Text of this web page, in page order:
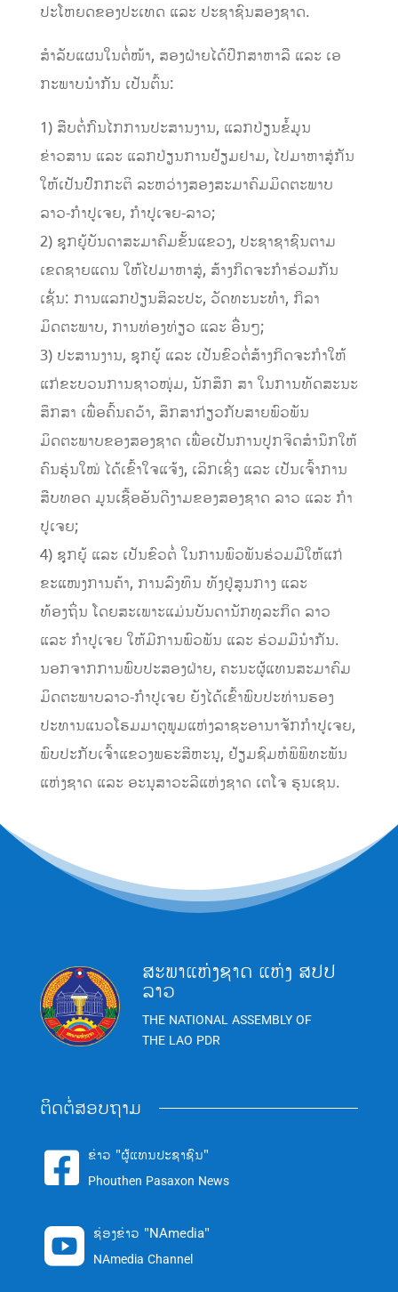
ປະໂຫຍດຂອງປະເທດ ແລະ ປະຊາຊົນສອງຊາດ.
ສຳ​ລັບ​ແຜນ​ໃນຕໍ່​ໜ້າ, ສອງຝ່າຍໄດ້ປຶກສາຫາລື ແລະ ເອ
ກະພາບນໍາກັນ ເປັນຕົ້ນ:
1) ສືບຕໍ່ກົນໄກການປະສານງານ, ແລກປ່ຽນຂໍ້ມູນ
ຂ່າວສານ ແລະ ແລກປ່ຽນການຢ້ຽມຢາມ, ໄປມາຫາສູ່ກັນ
ໃຫ້ເປັນປົົກກະຕິ ລະຫວ່າງສອງສະມາຄົມມິດຕະພາບ
ລາວ-ກຳປູເຈຍ, ກຳປູເຈຍ-ລາວ;
2) ຊຸກ​ຍູ້​ບັນດາສະມາຄົມຂັ້ນແຂວງ, ປະຊາຊາຊົນຕາມ
ເຂດຊາຍແດນ ໃຫ້ໄປມາຫາສູ່, ສ້າງກິດຈະກໍາຮ່ວມກັນ
ເຊັ່ນ: ການ​ແລກ​ປ່ຽນ​ສິ​ລະ​ປະ, ວັດ​ທະ​ນະ​ທຳ, ກິລາ
ມິດຕະພາບ, ການທ່ອງທ່ຽວ ແລະ ອື່ນໆ;
3) ປະສານງານ, ຊຸກຍູ້ ແລະ ເປັນຂົວຕໍ່ສ້າງກິດຈະກຳໃຫ້
ແກ່ຂະ​ບວນ​ການຊາວໜຸ່ມ, ນັກສຶກ ສາ ໃນ​ການ​ທັດ​ສະ​ນະ​
ສຶກ​ສາ ເພື່ອຄົ້ນຄວ້າ, ສຶກສາກ່ຽວກັບສາຍພົວພັນ
ມິດຕະພາບຂອງສອງຊາດ ເພື່ອເປັນການປູກຈິດສໍານຶກໃຫ້
ຄົນຮຸ່ນໃໝ່ ໄດ້ເຂົ້າໃຈແຈ້ງ, ເລິກເຊິ່ງ ແລະ ເປັນເຈົ້າການ
ສືບທອດ ມູນເຊື້ອອັນດີງາມຂອງສອງຊາດ ລາວ ແລະ ​ກຳ​
ປູ​ເຈຍ;
4) ຊກຍູ້ ແລະ ເປັນຂົວຕໍ່ ໃນການພົວພັນຮ່ວມມືໃຫ້ແກ່
ຂະແໜງການຄ້າ, ການລົງທຶນ ທັງຢູ່ສູນກາງ ແລະ
ທ້ອງຖິ່ນ ໂດຍສະເພາະແມ່ນບັນດານັກທຸລະກິດ ລາວ
ແລະ ກຳປູເຈຍ ໃຫ້ມີການພົວພັນ ແລະ ຮ່ວມມືນໍາກັນ.
ນອກຈາກການພົບປະສອງຝ່າຍ, ຄະນະຜູ້ແທນສະມາຄົມ
ມິດຕະພາບລາວ-ກໍາປູເຈຍ ຍັງໄດ້ເຂົ້າພົບປະທ່ານຮອງ
ປະທານແນວໂຮມມາຕຸພູມແຫ່ງລາຊະອານາຈັກກຳປູເຈຍ,
ພົບປະກັບເຈາແຂວງພຣະສີຫະນ, ຢ້ຽມຊົມຫໍພິພິທະພັນ
ແຫ່ງຊາດ ແລະ ອະນຸສາວະລີແຫ່ງຊາດ ເຕໂຈ ຮຸນເຊນ.
ສະພາແຫ່ງຊາດ ແຫ່ງ ສປປ
ລາວ
THE NATIONAL ASSEMBLY OF
THE LAO PDR
ຕິດຕໍ່ສອບຖາມ
 ຂ່າວ "ຜູ້ແທນປະຊາຊົນ"
Phouthen Pasaxon News
 ຊ່ອງຂ່າວ "NAmedia"
NAmedia Channel